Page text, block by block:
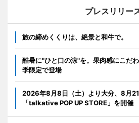
プレスリリー
旅の締めくくりは、絶景と和牛で。
酷暑に"ひと口の涼"を。果肉感にこだ
季限定で登場
2026年8月8日（土）より大分、8月
「talkative POP UP STORE」を開催